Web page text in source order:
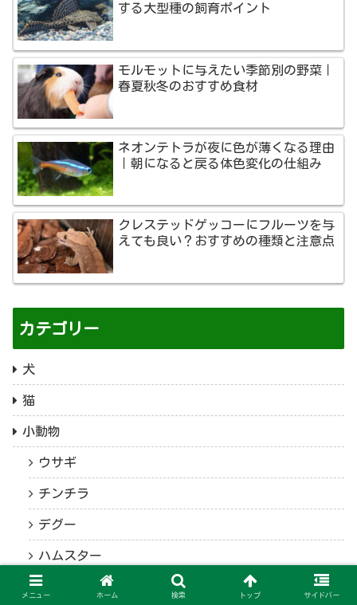
する大型種の飼育ポイント
モルモットに与えたい季節別の野菜｜
春夏秋冬のおすすめ食材
ネオンテトラが夜に色が薄くなる理由
｜朝になると戻る体色変化の仕組み
クレステッドゲッコーにフルーツを与
えても良い？おすすめの種類と注意点
カテゴリー
犬
猫
小動物
ウサギ
チンチラ
デグー
ハムスター
ハリネズミ
メニュー ホーム 検索 トップ サイドバー